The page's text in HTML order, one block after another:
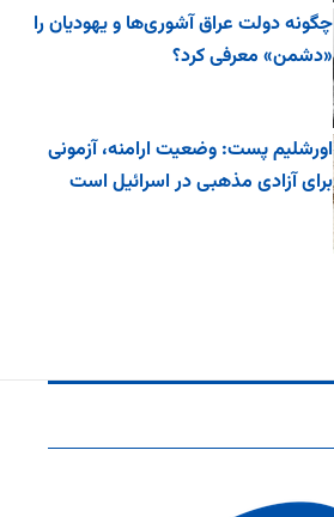
چگونه دولت عراق آشوری‌ها و یهودیان را
«دشمن» معرفی کرد؟
اورشلیم پست: وضعیت ارامنه، آزمونی
برای آزادی مذهبی در اسرائیل است